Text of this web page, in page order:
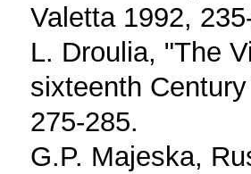
Valetta 1992,
L. Droulia, "The
sixteenth
275-285.
G.P. Majeska,